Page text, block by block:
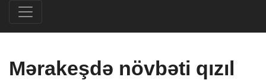
Mərakeşdə növbəti qızıl